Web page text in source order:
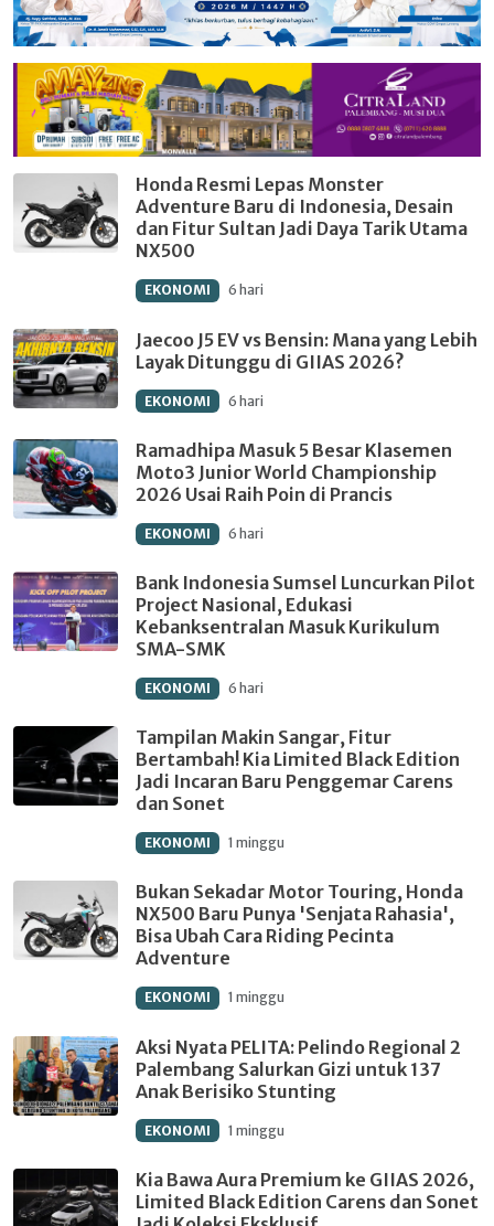
Honda Resmi Lepas Monster
Adventure Baru di Indonesia, Desain
dan Fitur Sultan Jadi Daya Tarik Utama
NX500
EKONOMI 6 hari
Jaecoo J5 EV vs Bensin: Mana yang Lebih
Layak Ditunggu di GIIAS 2026?
EKONOMI 6 hari
Ramadhipa Masuk 5 Besar Klasemen
Moto3 Junior World Championship
2026 Usai Raih Poin di Prancis
EKONOMI 6 hari
Bank Indonesia Sumsel Luncurkan Pilot
Project Nasional, Edukasi
Kebanksentralan Masuk Kurikulum
SMA-SMK
EKONOMI 6 hari
Tampilan Makin Sangar, Fitur
Bertambah! Kia Limited Black Edition
Jadi Incaran Baru Penggemar Carens
dan Sonet
EKONOMI 1 minggu
Bukan Sekadar Motor Touring, Honda
NX500 Baru Punya 'Senjata Rahasia',
Bisa Ubah Cara Riding Pecinta
Adventure
EKONOMI 1 minggu
Aksi Nyata PELITA: Pelindo Regional 2
Palembang Salurkan Gizi untuk 137
Anak Berisiko Stunting
EKONOMI 1 minggu
Kia Bawa Aura Premium ke GIIAS 2026,
Limited Black Edition Carens dan Sonet